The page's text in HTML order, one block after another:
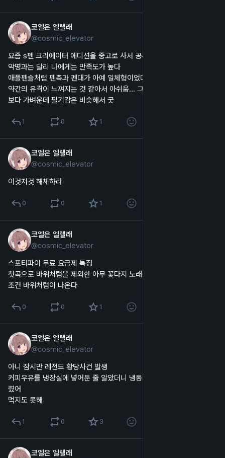
코엘은 엘랠래
@cosmic_elevator
요즘 s펜 크리에이터 에디션을 중고로 사서 공부하는 데에 쓰고 있는데
악명과는 달리 나에게는 만족도가 높다
애플펜슬처럼 펜촉과 펜대가 아예 일체형이었다면 더 좋았을 것 같은데,
약간의 유격이 느껴지는 것 같아서 아쉬움... 그래도 이 정도면 애플펜슬
보다 가벼운데 필기감은 비슷해서 굿
1 0 1
코엘은 엘랠래
@cosmic_elevator
이것저것 해체하라
0 0 1
코엘은 엘랠래
@cosmic_elevator
스포티파이 무료 요금제 특징
첫곡으로 바위처럼을 제외한 아무 꽃다지 노래를 틀면 두번째 곡으로 무
조건 바위처럼이 나온다
0 0 1
코엘은 엘랠래
@cosmic_elevator
아니 잠시만 레전드 황당사건 발생
커피우유를 냉장실에 넣어둔 줄 알았더니 냉동실에 넣어서 꽁꽁 얼어버
렸어
먹지도 못해
1 0 3
코엘은 엘랠래